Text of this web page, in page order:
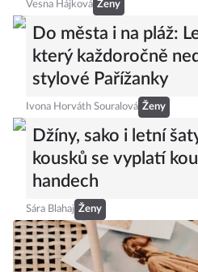
Vesna Hájková Ženy
Do města i na pláž:
který každoročně
stylové Pařížanky
Ivona Horváth Souralová Ženy
Džíny, sako i letní
kousků se vyplatí
handech
Sára Blahaj Ženy